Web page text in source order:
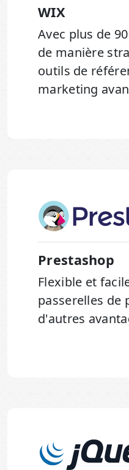
WIX
Avec plus de
de manière
outils de
marketing
Prestashop
Flexible et
passerelles de
d'autres